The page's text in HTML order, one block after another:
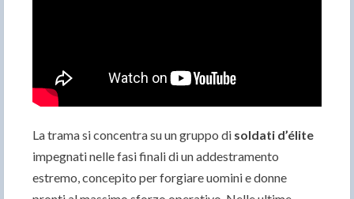
La trama si concentra su un gruppo di soldati d’élite
impegnati nelle fasi finali di un addestramento
estremo, concepito per forgiare uomini e donne